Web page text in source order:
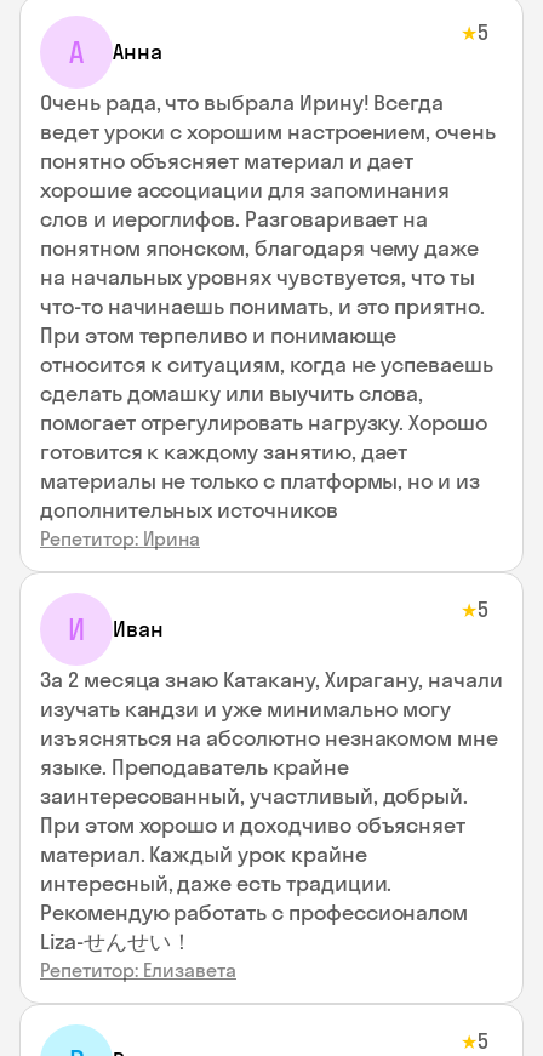
А Анна
★5
Очень рада, что выбрала Ирину! Всегда
ведет уроки с хорошим настроением, очень
понятно объясняет материал и дает
хорошие ассоциации для запоминания
слов и иероглифов. Разговаривает на
понятном японском, благодаря чему даже
на начальных уровнях чувствуется, что ты
что-то начинаешь понимать, и это приятно.
При этом терпеливо и понимающе
относится к ситуациям, когда не успеваешь
сделать домашку или выучить слова,
помогает отрегулировать нагрузку. Хорошо
готовится к каждому занятию, дает
материалы не только с платформы, но и из
дополнительных источников
Репетитор: Ирина
И Иван
★5
За 2 месяца знаю Катакану, Хирагану, начали
изучать кандзи и уже минимально могу
изъясняться на абсолютно незнакомом мне
языке. Преподаватель крайне
заинтересованный, участливый, добрый.
При этом хорошо и доходчиво объясняет
материал. Каждый урок крайне
интересный, даже есть традиции.
Рекомендую работать с профессионалом
Liza-せんせい！
Репетитор: Елизавета
★5